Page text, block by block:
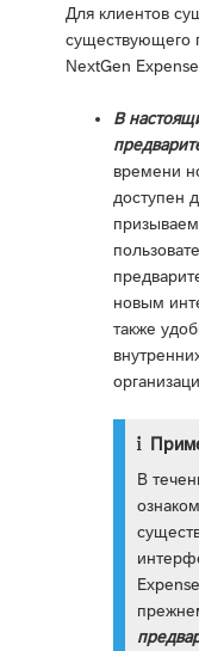
Для клиентов
существующего
NextGen
В
времени
доступен
новым
также
В